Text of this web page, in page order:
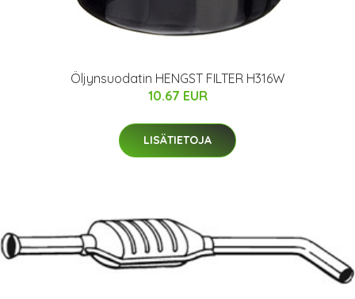
Öljynsuodatin HENGST FILTER H316W
10.67 EUR
LISÄTIETOJA